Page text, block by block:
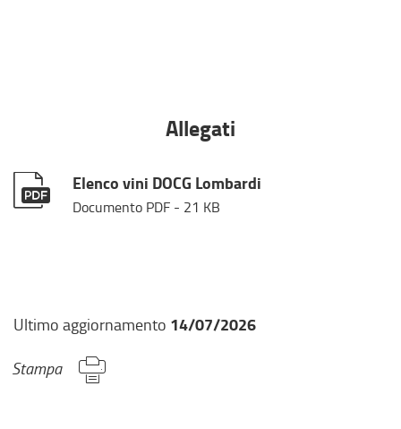
Allegati
Elenco vini DOCG Lombardi
Documento PDF - 21 KB
Ultimo aggiornamento 14/07/2026
Stampa